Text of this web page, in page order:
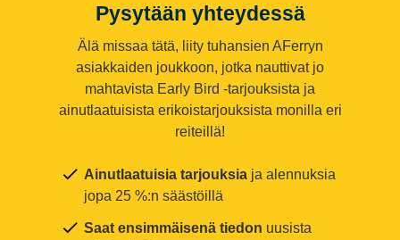
Pysytään yhteydessä
Älä missaa tätä, liity tuhansien AFerryn
asiakkaiden joukkoon, jotka nauttivat jo
mahtavista Early Bird -tarjouksista ja
ainutlaatuisista erikoistarjouksista monilla eri
reiteillä!
Ainutlaatuisia tarjouksia ja alennuksia
jopa 25 %:n säästöillä
Saat ensimmäisenä tiedon uusista